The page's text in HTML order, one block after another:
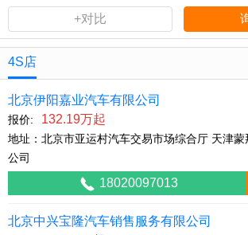
+对比
4S店
北京伊阳嘉业汽车有限公司
报价: 132.19万起
地址：北京市亚运村汽车交易市场综合厅 天津
公司
18020097013
北京中兴宝隆汽车销售服务有限公司